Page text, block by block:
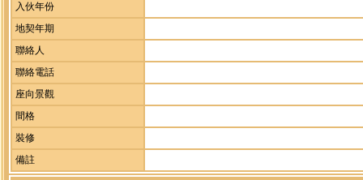
入伙年份
地契年期
聯絡人
聯絡電話
座向景觀
間格
裝修
備註